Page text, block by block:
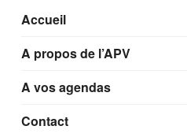
Accueil
A propos de l’APV
A vos agendas
Contact